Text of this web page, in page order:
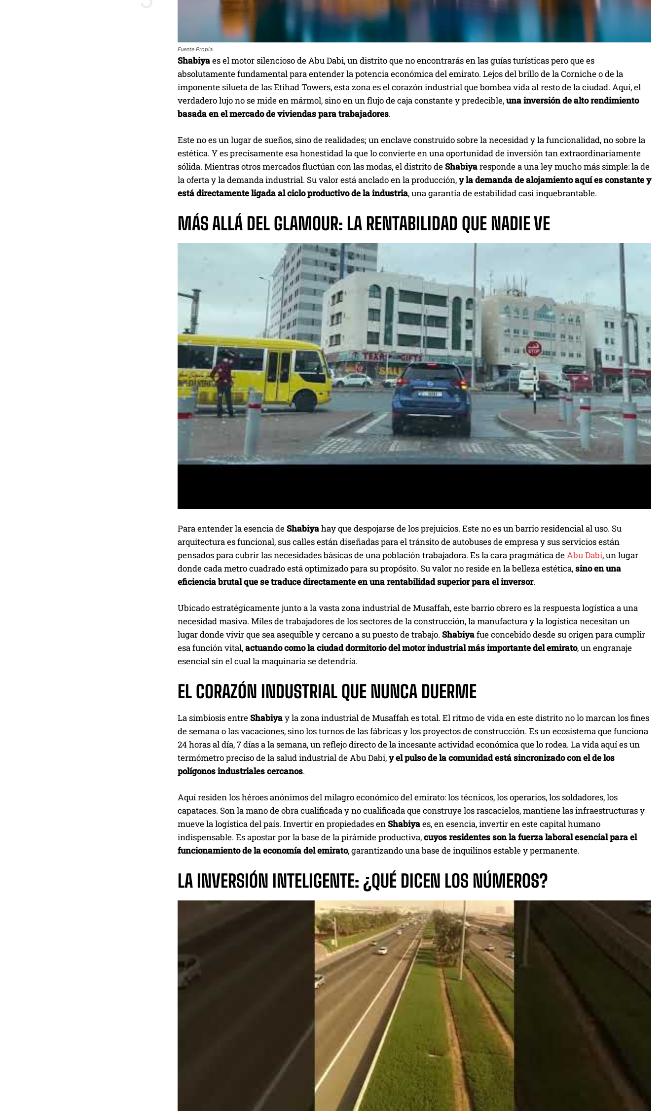
Fuente Propia.
Shabiyaes el motor silencioso de Abu Dabi, un distrito que no encontrarás en las guías turísticas pero que es
absolutamente fundamental para entender la potencia económica del emirato. Lejos del brillo de la Corniche o de la
imponente silueta de las Etihad Towers, esta zona es el corazón industrial que bombea vida al resto de la ciudad. Aquí, el
verdadero lujo no se mide en mármol, sino en un flujo de caja constante y predecible,una inversión de alto rendimiento
basada en el mercado de viviendas para trabajadores.
Este no es un lugar de sueños, sino de realidades; un enclave construido sobre la necesidad y la funcionalidad, no sobre la
estética. Y es precisamente esa honestidad la que lo convierte en una oportunidad de inversión tan extraordinariamente
sólida. Mientras otros mercados fluctúan con las modas, el distrito deShabiyaresponde a una ley mucho más simple: la de
la oferta y la demanda industrial. Su valor está anclado en la producción,y la demanda de alojamiento aquí es constante y
está directamente ligada al ciclo productivo de la industria, una garantía de estabilidad casi inquebrantable.
MÁS ALLÁ DEL GLAMOUR: LA RENTABILIDAD QUE NADIE VE
Para entender la esencia deShabiyahay que despojarse de los prejuicios. Este no es un barrio residencial al uso. Su
arquitectura es funcional, sus calles están diseñadas para el tránsito de autobuses de empresa y sus servicios están
pensados para cubrir las necesidades básicas de una población trabajadora. Es la cara pragmática deAbu Dabi, un lugar
donde cada metro cuadrado está optimizado para su propósito. Su valor no reside en la belleza estética,sino en una
eficiencia brutal que se traduce directamente en una rentabilidad superior para el inversor.
Ubicado estratégicamente junto a la vasta zona industrial de Musaffah, este barrio obrero es la respuesta logística a una
necesidad masiva. Miles de trabajadores de los sectores de la construcción, la manufactura y la logística necesitan un
lugar donde vivir que sea asequible y cercano a su puesto de trabajo. Shabiyafue concebido desde su origen para cumplir
esa función vital,actuando como la ciudad dormitorio del motor industrial más importante del emirato, un engranaje
esencial sin el cual la maquinaria se detendría.
EL CORAZÓN INDUSTRIAL QUE NUNCA DUERME
La simbiosis entreShabiyay la zona industrial de Musaffah es total. El ritmo de vida en este distrito no lo marcan los fines
de semana o las vacaciones, sino los turnos de las fábricas y los proyectos de construcción. Es un ecosistema que funciona
24 horas al día, 7 días a la semana, un reflejo directo de la incesante actividad económica que lo rodea. La vida aquí es un
termómetro preciso de la salud industrial de Abu Dabi,y el pulso de la comunidad está sincronizado con el de los
polígonos industriales cercanos.
Aquí residen los héroes anónimos del milagro económico del emirato: los técnicos, los operarios, los soldadores, los
capataces. Son la mano de obra cualificada y no cualificada que construye los rascacielos, mantiene las infraestructuras y
mueve la logística del país. Invertir en propiedades enShabiyaes, en esencia, invertir en este capital humano
indispensable. Es apostar por la base de la pirámide productiva,cuyos residentes son la fuerza laboral esencial para el
funcionamiento de la economía del emirato, garantizando una base de inquilinos estable y permanente.
LA INVERSIÓN INTELIGENTE: ¿QUÉ DICEN LOS NÚMEROS?